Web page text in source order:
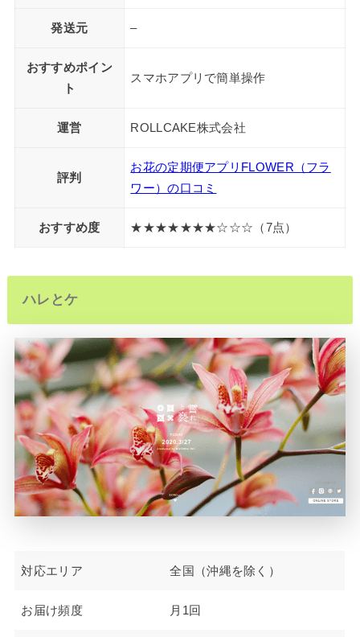
発送元 –
おすすめポイン
ト
スマホアプリで簡単操作
運営 ROLLCAKE株式会社
評判
お花の定期便アプリFLOWER（フラ
ワー）の口コミ
おすすめ度 ★★★★★★★☆☆☆（7点）
ハレとケ
対応エリア 全国（沖縄を除く）
お届け頻度 月1回